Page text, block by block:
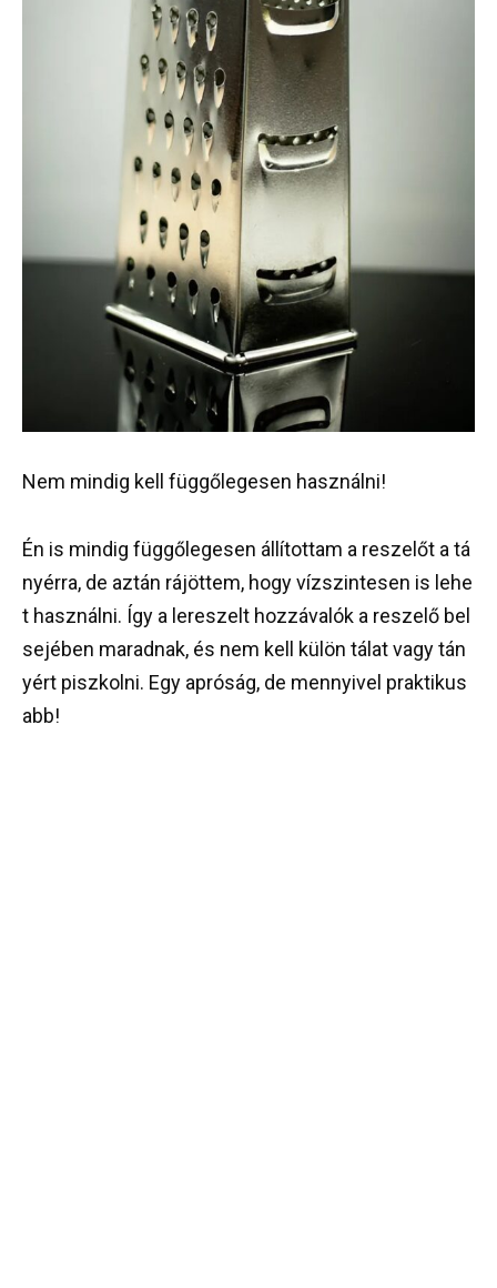
Nem mindig kell függőlegesen használni!
Én is mindig függőlegesen állítottam a reszelőt a tá
nyérra, de aztán rájöttem, hogyvízszintesen is lehe
t használni. Így a lereszelt hozzávalók a reszelő bel
sejében maradnak, és nem kell külön tálatvagytán
yért piszkolni. Egy apróság, de mennyivel praktikus
abb!